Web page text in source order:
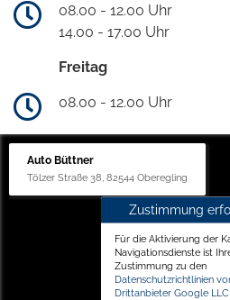
08.00 - 12.00 Uhr
14.00 - 17.00 Uhr
Freitag
08.00 - 12.00 Uhr
Auto Büttner
Tölzer Straße 38, 82544 Oberegling
Zustimmung
Für die Aktivierung der
Navigationsdienste ist
Zustimmung zu den
Datenschutzrichtlinien
Drittanbieter Google LLC